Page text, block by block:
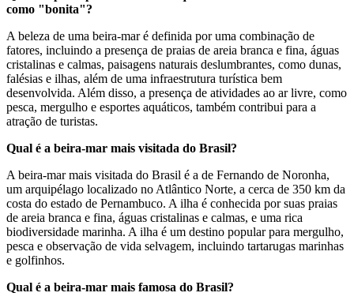
como "bonita"?
A beleza de uma beira-mar é definida por uma combinação de
fatores, incluindo a presença de praias de areia branca e fina, águas
cristalinas e calmas, paisagens naturais deslumbrantes, como dunas,
falésias e ilhas, além de uma infraestrutura turística bem
desenvolvida. Além disso, a presença de atividades ao ar livre, como
pesca, mergulho e esportes aquáticos, também contribui para a
atração de turistas.
Qual é a beira-mar mais visitada do Brasil?
A beira-mar mais visitada do Brasil é a de Fernando de Noronha,
um arquipélago localizado no Atlântico Norte, a cerca de 350 km da
costa do estado de Pernambuco. A ilha é conhecida por suas praias
de areia branca e fina, águas cristalinas e calmas, e uma rica
biodiversidade marinha. A ilha é um destino popular para mergulho,
pesca e observação de vida selvagem, incluindo tartarugas marinhas
e golfinhos.
Qual é a beira-mar mais famosa do Brasil?